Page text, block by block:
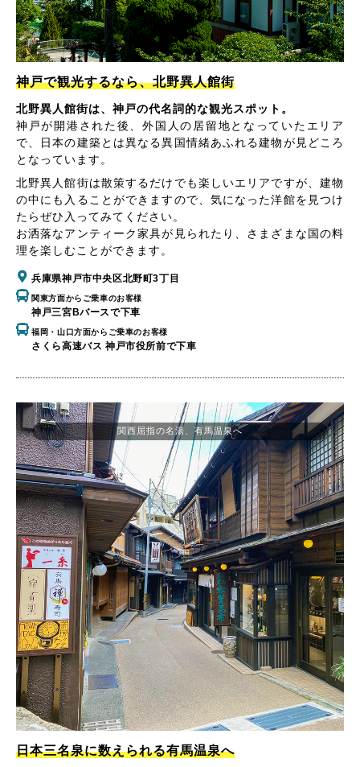
神戸で観光するなら、北野異人館街
北野異人館街は、神戸の代名詞的な観光スポット。
神戸が開港された後、外国人の居留地となっていたエリア
で、日本の建築とは異なる異国情緒あふれる建物が見どころ
となっています。
北野異人館街は散策するだけでも楽しいエリアですが、建物
の中にも入ることができますので、気になった洋館を見つけ
たらぜひ入ってみてください。
お洒落なアンティーク家具が見られたり、さまざまな国の料
理を楽しむことができます。
兵庫県神戸市中央区北野町3丁目
関東方面からご乗車のお客様
神戸三宮Bバースで下車
福岡・山口方面からご乗車のお客様
さくら高速バス 神戸市役所前で下車
関西屈指の名湯、有馬温泉へ
日本三名泉に数えられる有馬温泉へ